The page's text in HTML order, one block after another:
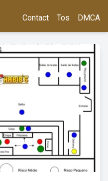
Contact Tos DMCA